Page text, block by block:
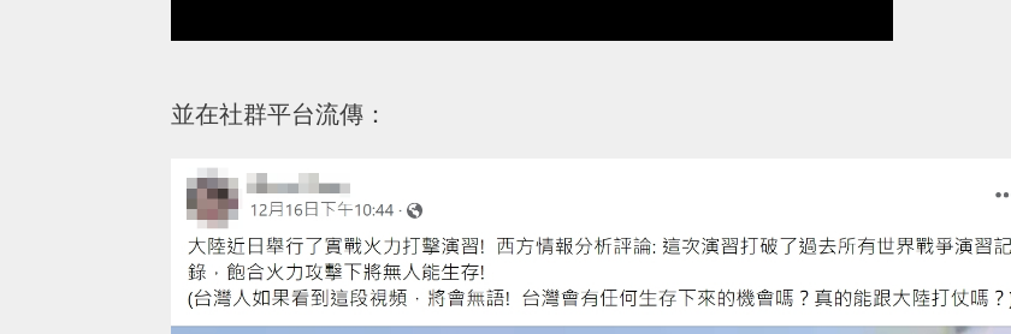
並在社群平台流傳：